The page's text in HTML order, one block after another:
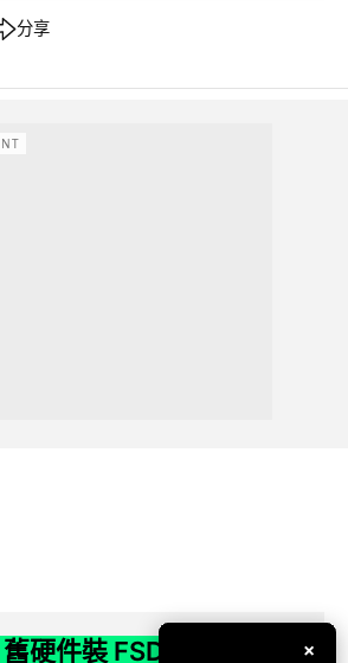
分享
硬件裝 FSD v14 Lite 頻
×